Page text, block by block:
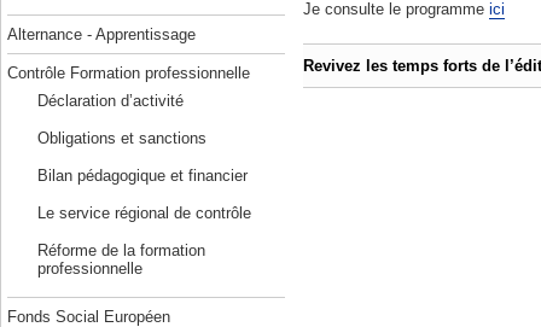
Alternance - Apprentissage
Contrôle Formation professionnelle
Déclaration d’activité
Obligations et sanctions
Bilan pédagogique et financier
Le service régional de contrôle
Réforme de la formation
professionnelle
Fonds Social Européen
Je consulte le programme ici
Revivez les temps forts de